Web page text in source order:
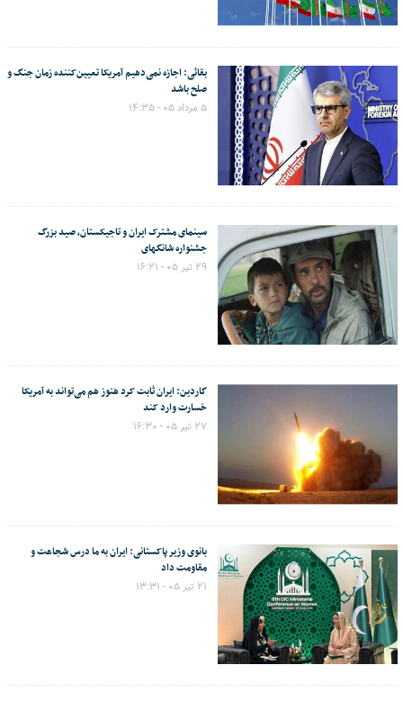
بقائی: اجازه نمی‌دهیم آمریکا تعیین‌کننده زمان جنگ و
صلح باشد
۵ مرداد ۰۵ - ۱۴:۳۵
سینمای مشترک ایران و تاجیکستان، صید بزرگ
جشنواره شانگهای
۲۹ تیر ۰۵ - ۱۶:۲۱
گاردین: ایران ثابت کرد هنوز هم می‌تواند به آمریکا
خسارت وارد کند
۲۷ تیر ۰۵ - ۱۶:۳۰
بانوی وزیر پاکستانی: ایران به ما درس شجاعت و
مقاومت داد
۲۱ تیر ۰۵ - ۱۳:۳۱